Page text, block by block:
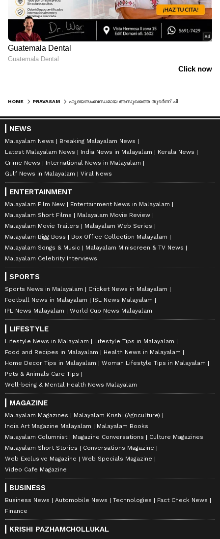
HOME PRAVASAM
NEWS
Malayalam News
Breaking Malayalam News
Latest Malayalam News
India News in Malayalam
Kerala News
Crime News
International News in Malayalam
Gulf News in Malayalam
Viral News
ENTERTAINMENT
Malayalam Film New
Entertainment News in Malayalam
Malayalam Short Films
Malayalam Movie Review
Malayalam Movie Trailers
Malayalam Web Series
Malayalam Bigg Boss
Box Office Collection Malayalam
Malayalam Songs & Music
Malayalam Miniscreen & TV News
Malayalam Celebrity Interviews
SPORTS
Sports News in Malayalam
Cricket News in Malayalam
Football News in Malayalam
ISL News Malayalam
IPL News Malayalam
World Cup News Malayalam
LIFESTYLE
Lifestyle News in Malayalam
Lifestyle Tips in Malayalam
Food and Recipes in Malayalam
Health News in Malayalam
Home Decor Tips in Malayalam
Woman Lifestyle Tips in Malayalam
Pets & Animals Care Tips
Well-being & Mental Health News Malayalam
MAGAZINE
Malayalam Magazines
Malayalam Krishi (Agriculture)
India Art Magazine Malayalam
Malayalam Books
Malayalam Columnist
Magazine Conversations
Culture Magazines
Malayalam Short Stories
Conversations Magazine
Web Exclusive Magazine
Web Specials Magazine
Video Cafe Magazine
BUSINESS
Business News Automobile News Technologies
Fact Check News
Finance
KRISHI PAZHAMCHOLLUKAL